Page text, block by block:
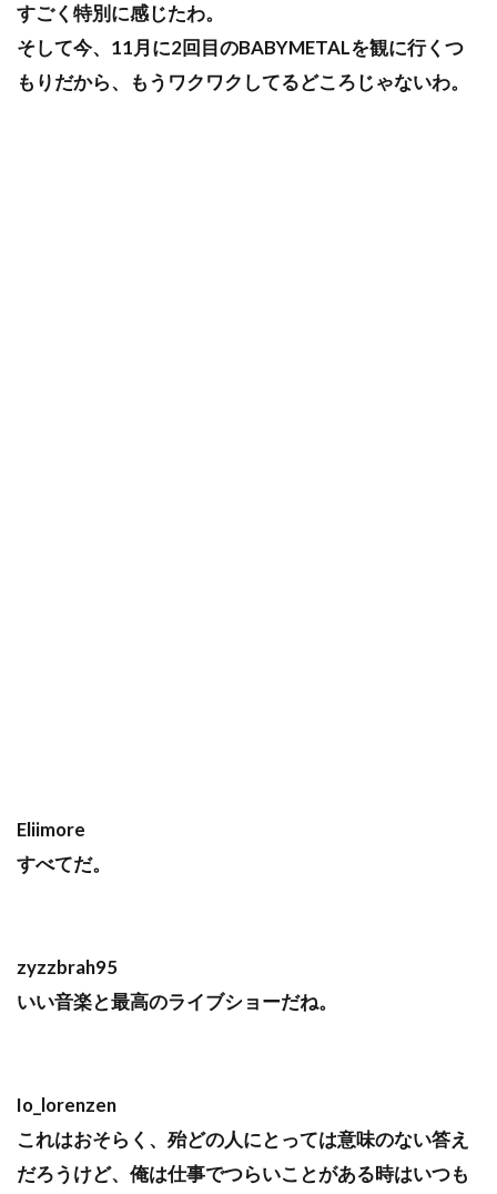
すごく特別に感じたわ。
そして今、11月に2回目のBABYMETALを観に行くつ
もりだから、もうワクワクしてるどころじゃないわ。
Eliimore
すべてだ。
zyzzbrah95
いい音楽と最高のライブショーだね。
Io_lorenzen
これはおそらく、殆どの人にとっては意味のない答え
だろうけど、俺は仕事でつらいことがある時はいつも